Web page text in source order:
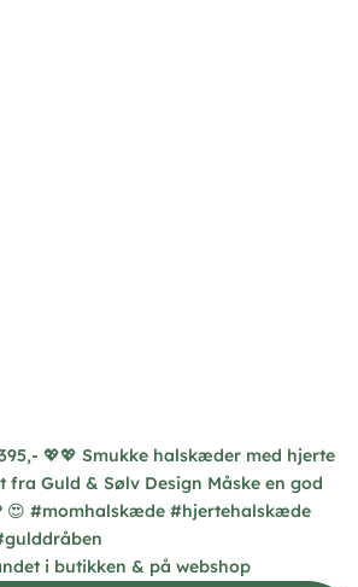
i butikken & på webshop